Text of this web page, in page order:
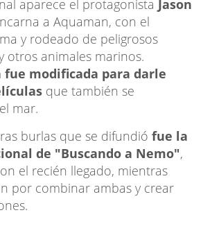
aparece el protagonista Jason
a Aquaman, con el
y rodeado de peligrosos
otros animales marinos.
fue modificada para darle
que también se
mar.
burlas que se difundió fue la
de "Buscando a Nemo",
el recién llegado, mientras
por combinar ambas y crear